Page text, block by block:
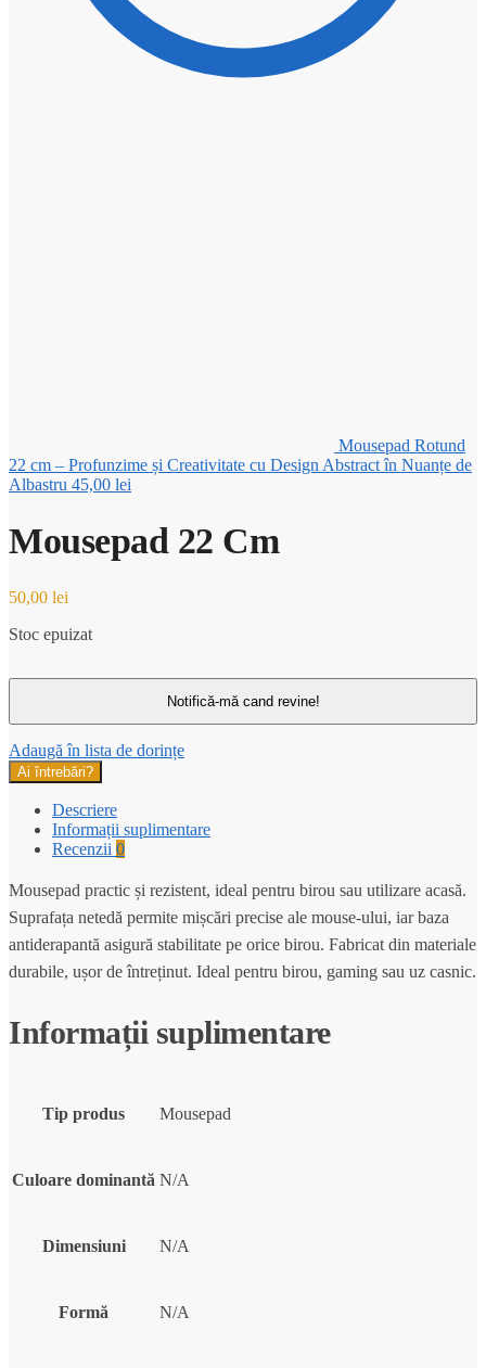
Mousepad Rotund
22 cm – Profunzime și Creativitate cu Design Abstract în Nuanțe de
Albastru 45,00 lei
Mousepad 22 Cm
50,00 lei
Stoc epuizat
Adaugă în lista de dorințe
Ai întrebări?
Descriere
Informații suplimentare
Recenzii 0
Mousepad practic și rezistent, ideal pentru birou sau utilizare acasă.
Suprafața netedă permite mișcări precise ale mouse-ului, iar baza
antiderapantă asigură stabilitate pe orice birou. Fabricat din materiale
durabile, ușor de întreținut. Ideal pentru birou, gaming sau uz casnic.
Informații suplimentare
Tip produs Mousepad
Culoare dominantă N/A
Dimensiuni N/A
Formă N/A